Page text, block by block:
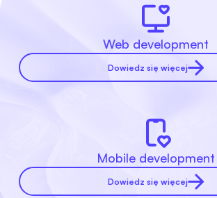
Web development
Dowiedz się więcej
Mobile development
Dowiedz się więcej